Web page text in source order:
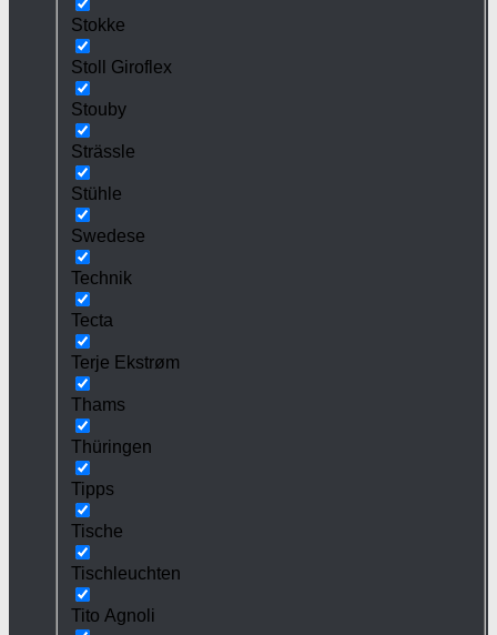
Stokke
Stoll Giroflex
Stouby
Strässle
Stühle
Swedese
Technik
Tecta
Terje Ekstrøm
Thams
Thüringen
Tipps
Tische
Tischleuchten
Tito Agnoli